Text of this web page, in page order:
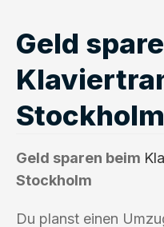
Geld
Stockholm
Geld sparen beim
Stockholm
Du planst einen